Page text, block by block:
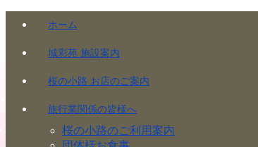
ホーム
城彩苑 施設案内
桜の小路 お店のご案内
旅行業関係の皆様へ
桜の小路のご利用案内